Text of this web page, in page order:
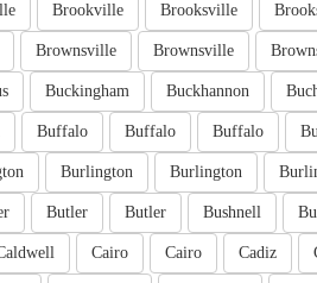
Brooksville
Brookville
Brownsville
Brownsville
Buckhannon
Buckingham
Buffalo
Buffalo
Buffalo
Burlington
Burlington
Bushnell
Butler
Butler
Cadiz
Cairo
Cairo